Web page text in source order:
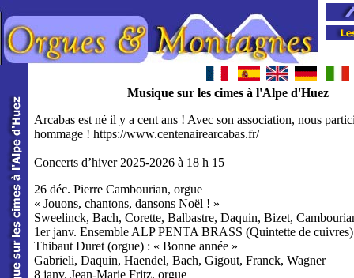
Musique sur les cimes à l'Alpe d'Huez
Arcabas est né il y a cent ans ! Avec son association, nous
hommage ! https://www.centenairearcabas.fr/
Concerts d’hiver 2025-2026 à 18 h 15
26 déc. Pierre Cambourian, orgue
« Jouons, chantons, dansons Noël ! »
Sweelinck, Bach, Corette, Balbastre, Daquin, Bizet,
1er janv. Ensemble ALP PENTA BRASS (Quintette de cuivres)
Thibaut Duret (orgue) : « Bonne année »
Gabrieli, Daquin, Haendel, Bach, Gigout, Franck, Wagner
8 janv. Jean-Marie Fritz, orgue